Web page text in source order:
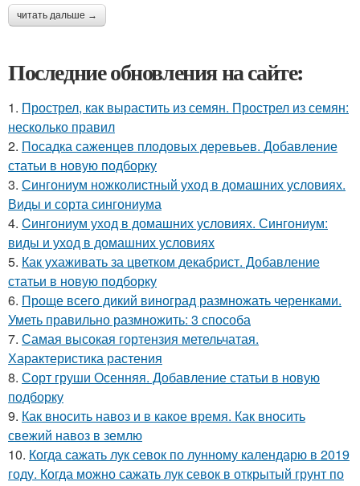
читать дальше →
Последние обновления на сайте:
1. Прострел, как вырастить из семян. Прострел из семян:
несколько правил
2. Посадка саженцев плодовых деревьев. Добавление
статьи в новую подборку
3. Сингониум ножколистный уход в домашних условиях.
Виды и сорта сингониума
4. Cингониум уход в домашних условиях. Сингониум:
виды и уход в домашних условиях
5. Как ухаживать за цветком декабрист. Добавление
статьи в новую подборку
6. Проще всего дикий виноград размножать черенками.
Уметь правильно размножить: 3 способа
7. Самая высокая гортензия метельчатая.
Характеристика растения
8. Сорт груши Осенняя. Добавление статьи в новую
подборку
9. Как вносить навоз и в какое время. Как вносить
свежий навоз в землю
10. Когда сажать лук севок по лунному календарю в 2019
году. Когда можно сажать лук севок в открытый грунт по